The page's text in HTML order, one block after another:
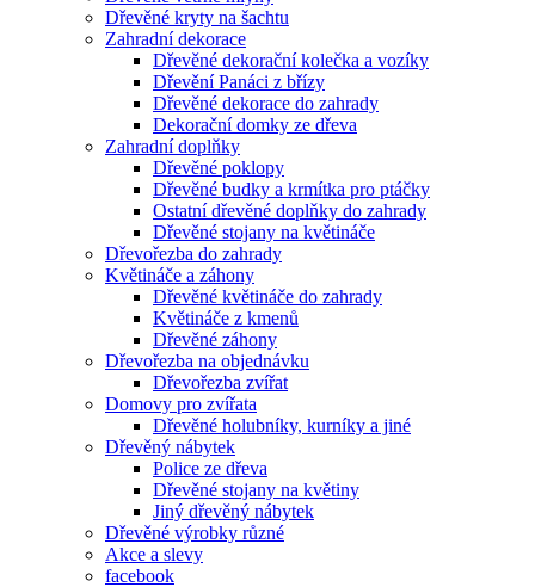
Dřevěné kryty na šachtu
Zahradní dekorace
Dřevěné dekorační kolečka a vozíky
Dřevění Panáci z břízy
Dřevěné dekorace do zahrady
Dekorační domky ze dřeva
Zahradní doplňky
Dřevěné poklopy
Dřevěné budky a krmítka pro ptáčky
Ostatní dřevěné doplňky do zahrady
Dřevěné stojany na květináče
Dřevořezba do zahrady
Květináče a záhony
Dřevěné květináče do zahrady
Květináče z kmenů
Dřevěné záhony
Dřevořezba na objednávku
Dřevořezba zvířat
Domovy pro zvířata
Dřevěné holubníky, kurníky a jiné
Dřevěný nábytek
Police ze dřeva
Dřevěné stojany na květiny
Jiný dřevěný nábytek
Dřevěné výrobky různé
Akce a slevy
facebook